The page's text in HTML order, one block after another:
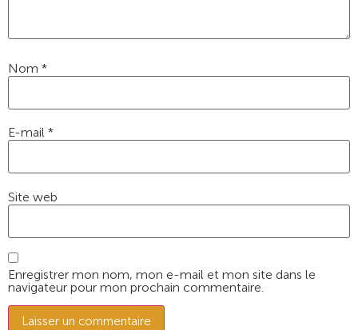
Nom *
E-mail *
Site web
Enregistrer mon nom, mon e-mail et mon site dans le
navigateur pour mon prochain commentaire.